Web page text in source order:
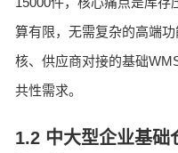
算有限，无需复杂的高端
核、供应商对接的基础
共性需求。
1.2 中大型企业基础